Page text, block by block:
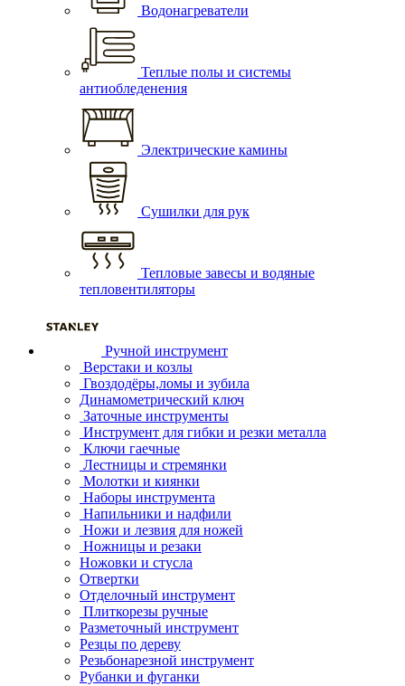
Водонагреватели
Теплые полы и системы
антиобледенения
Электрические камины
Сушилки для рук
Тепловые завесы и водяные
тепловентиляторы
Ручной инструмент
Верстаки и козлы
Гвоздодёры,ломы и зубила
Динамометрический ключ
Заточные инструменты
Инструмент для гибки и резки металла
Ключи гаечные
Лестницы и стремянки
Молотки и киянки
Наборы инструмента
Напильники и надфили
Ножи и лезвия для ножей
Ножницы и резаки
Ножовки и стусла
Отвертки
Отделочный инструмент
Плиткорезы ручные
Разметочный инструмент
Резцы по дереву
Резьбонарезной инструмент
Рубанки и фуганки